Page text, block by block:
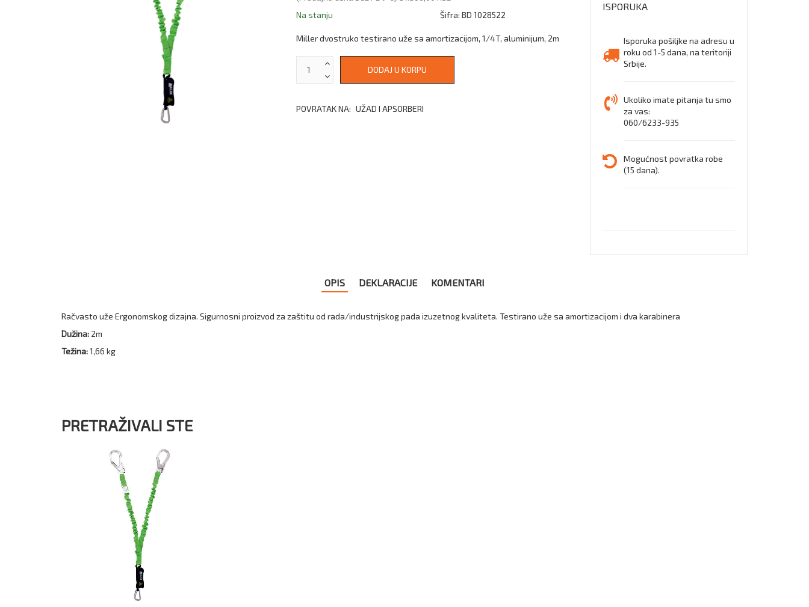
Na stanju
Šifra: BD 1028522
Miller dvostruko testirano uže sa amortizacijom, 1/4T, aluminijum, 2m
POVRATAK NA: UŽAD I APSORBERI
ISPORUKA
Isporuka pošiljke na adresu u
roku od 1-5 dana, na teritoriji
Srbije.
Ukoliko imate pitanja tu smo
za vas:
060/6233-935
Mogućnost povratka robe
(15 dana).
OPIS DEKLARACIJE KOMENTARI
Račvasto uže Ergonomskog dizajna. Sigurnosni proizvod za zaštitu od rada/industrijskog pada izuzetnog kvaliteta. Testirano uže sa amortizacijom i dva karabinera
Dužina: 2m
Težina:1,66 kg
PRETRAŽIVALI STE